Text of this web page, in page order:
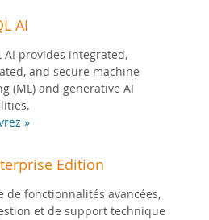
AI
AI provides integrated,
and secure machine
(ML) and generative AI
»
Edition
de fonctionnalités avancées,
et de support technique